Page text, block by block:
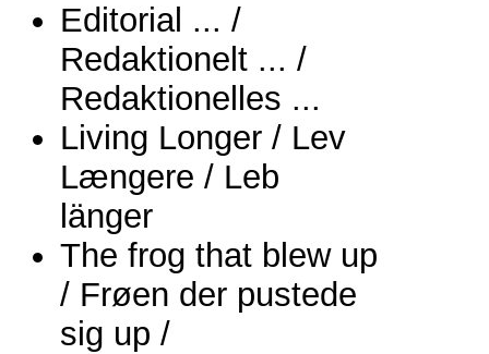
Editorial ... /
Redaktionelt ... /
Redaktionelles ...
Living Longer / Lev
Længere / Leb
länger
The frog that blew up
/ Frøen der pustede
sig up /